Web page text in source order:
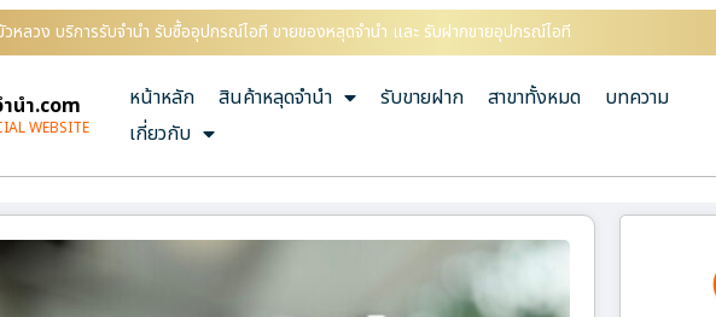
วหลวง บริการรับจำนำ รับซื้ออุปกรณ์ไอที ขายของหลุดจำนำ และ รับฝากขายอุปกรณ์ไอที
นํา.com
WEBSITE
หน้าหลัก สินค้าหลุดจำนำ รับขายฝาก สาขาทั้งหมด
บทความ
เกี่ยวกับ